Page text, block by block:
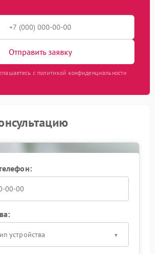
Отправить заявку
с политикой конфиденциальности
устройства